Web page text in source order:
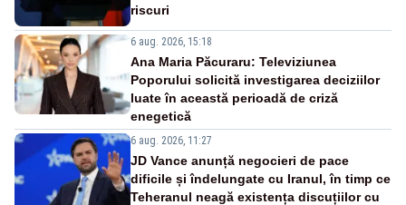
riscuri
6 aug. 2026, 15:18
Ana Maria Păcuraru: Televiziunea
Poporului solicită investigarea deciziilor
luate în această perioadă de criză
enegetică
6 aug. 2026, 11:27
JD Vance anunță negocieri de pace
dificile și îndelungate cu Iranul, în timp ce
Teheranul neagă existența discuțiilor cu